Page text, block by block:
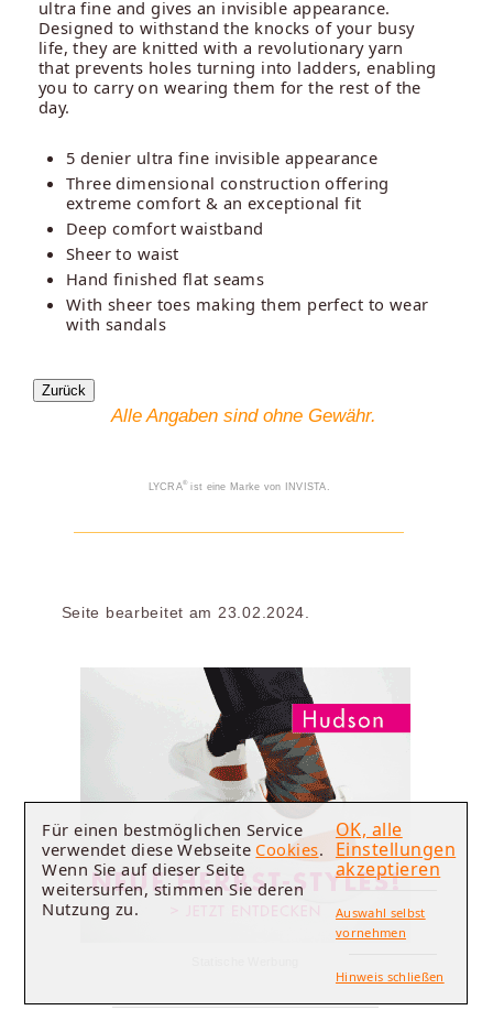
ultra fine and gives an invisible appearance.
Designed to withstand the knocks of your busy
life, they are knitted with a revolutionary yarn
that prevents holes turning into ladders, enabling
you to carry on wearing them for the rest of the
day.
5 denier ultra fine invisible appearance
Three dimensional construction offering
extreme comfort & an exceptional fit
Deep comfort waistband
Sheer to waist
Hand finished flat seams
With sheer toes making them perfect to wear
with sandals
Alle Angaben sind ohne Gewähr.
LYCRA®ist eine Marke von INVISTA.
Seite bearbeitet am 23.02.2024.
Für einen bestmöglichen Service
verwendet diese Webseite Cookies.
Wenn Sie auf dieser Seite
weitersurfen, stimmen Sie deren
Nutzung zu.
OK, alle
Einstellungen
akzeptieren
Auswahl selbst
vornehmen
Hinweis schließen